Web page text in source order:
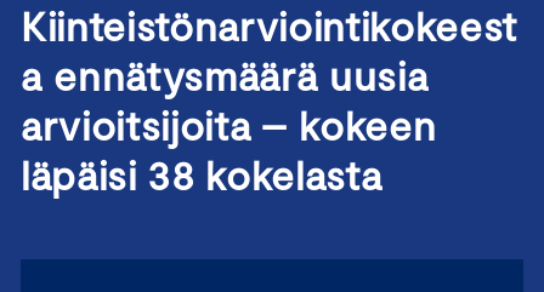
Kiinteistönarviointikokeest
a ennätysmäärä uusia
arvioitsijoita – kokeen
läpäisi 38 kokelasta